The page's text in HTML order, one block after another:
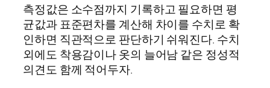
측정값은 소수점까지 기록하고 필요하면 평
균값과 표준편차를 계산해 차이를 수치로 확
인하면 직관적으로 판단하기 쉬워진다. 수치
외에도 착용감이나 옷의 늘어남 같은 정성적
의견도 함께 적어두자.